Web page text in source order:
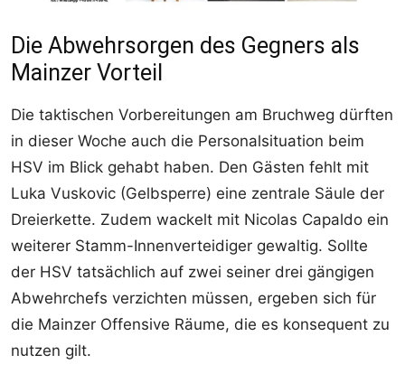
Die Abwehrsorgen des Gegners als
Mainzer Vorteil
Die taktischen Vorbereitungen am Bruchweg dürften
in dieser Woche auch die Personalsituation beim
HSV im Blick gehabt haben. Den Gästen fehlt mit
Luka Vuskovic (Gelbsperre) eine zentrale Säule der
Dreierkette. Zudem wackelt mit Nicolas Capaldo ein
weiterer Stamm-Innenverteidiger gewaltig. Sollte
der HSV tatsächlich auf zwei seiner drei gängigen
Abwehrchefs verzichten müssen, ergeben sich für
die Mainzer Offensive Räume, die es konsequent zu
nutzen gilt.